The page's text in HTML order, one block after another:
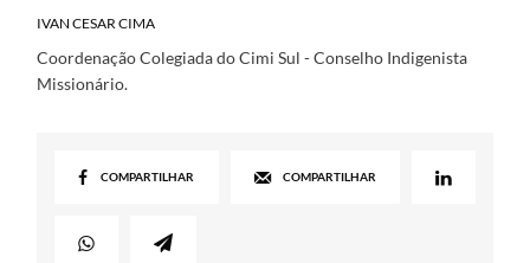
IVAN CESAR CIMA
Coordenação Colegiada do Cimi Sul - Conselho Indigenista
Missionário.
COMPARTILHAR COMPARTILHAR